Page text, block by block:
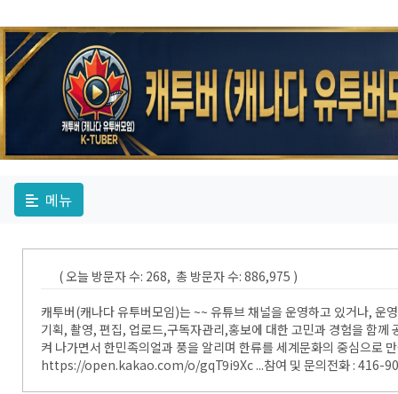
메뉴
( 오늘 방문자 수: 268, 총 방문자 수: 886,975 )
캐투버(캐나다 유투버모임)는 ~~ 유튜브 채널을 운영하고 있거나, 운
기획, 촬영, 편집, 업로드,구독자관리,홍보에 대한 고민과 경험을 함께
켜 나가면서 한민족의얼과 풍을 알리며 한류를 세계문화의 중심으로
https://open.kakao.com/o/gqT9i9Xc ...참여 및 문의전화 : 416-